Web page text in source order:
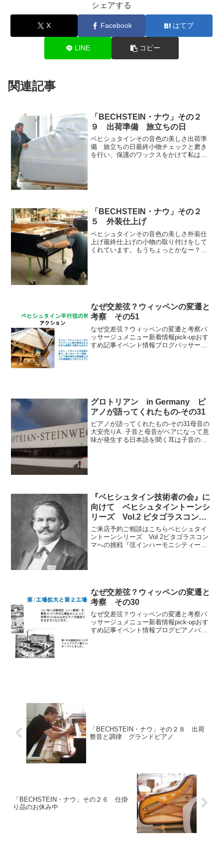
シェアする
X Facebook はてブ
LINE コピー
関連記事
「BECHSTEIN・ナウ」その２
９ 出荷準備 旅立ちの日
ベヒシュタインその音色の美しさ出荷準
備 旅立ちの日最終小物チェックと磨き
を行い、保護のワックスをかけて私はピ
「BECHSTEIN・ナウ」その２
５ 外装仕上げ
ベヒシュタインその音色の美しさ外装仕
上げ最終仕上げの小物の取り付けをして
くれています。もうちょっとかなー？こ
なぜ交差弦？ウィッペンの変遷と
考察 その51
なぜ交差弦？ウィッペンの変遷と考察パ
ッサージュメニュー新着情報pick-upおす
すめ記事イベント情報ブログパッサージ
グロトリアン in Germany ピ
アノが語ってくれたもの-その31
ピアノが語ってくれたもの-その31母音の
大安売りA. 子音と母音がペアになって意
味が発生する日本語を聞く耳は子音の後
『ベヒシュタイン技術者の会』に
向けて ベヒシュタイントーンシ
リーズ Vol.2 ピタゴラスコンマ
への挑戦『弦インハーモニシティ
ー』ベヒシュタインの弦設計とは
ご来店予約ご相談はこちらベヒシュタイ
ントーンシリーズ Vol.2ピタゴラスコン
マへの挑戦『弦インハーモニシティー』
なぜ交差弦？ウィッペンの変遷と
考察 その30
なぜ交差弦？ウィッペンの変遷と考察パ
ッサージュメニュー新着情報pick-upおす
すめ記事イベント情報ブログピアノパッ
「BECHSTEIN・ナウ」その２８ 出荷
整音と調律 グランドピアノ
「BECHSTEIN・ナウ」その２６ 仕掛
り品のお休み中